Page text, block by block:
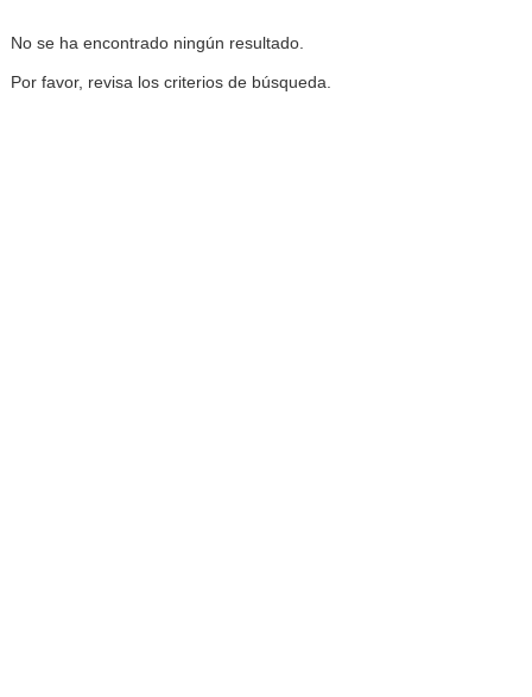
No se ha encontrado ningún resultado.
Por favor, revisa los criterios de búsqueda.